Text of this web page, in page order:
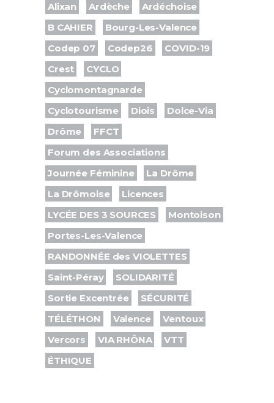
Alixan
Ardèche
Ardéchoise
B CAHIER
Bourg-Les-Valence
Codep 07
Codep26
COVID-19
Crest
CYCLO
Cyclomontagnarde
Cyclotourisme
Diois
Dolce-Via
Drôme
FFCT
Forum des Associations
Journée Féminine
La Drôme
La Drômoise
Licences
LYCÉE DES 3 SOURCES
Montoison
Portes-Les-Valence
RANDONNÉE des VIOLETTES
Saint-Péray
SOLIDARITÉ
Sortie Excentrée
SÉCURITÉ
TÉLÉTHON
Valence
Ventoux
Vercors
VIA RHÔNA
VTT
ÉTHIQUE